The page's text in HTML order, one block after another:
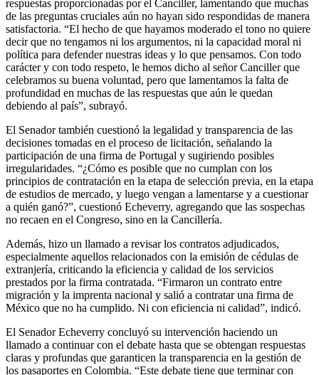
respuestas proporcionadas por el Canciller, lamentando que muchas
de las preguntas cruciales aún no hayan sido respondidas de manera
satisfactoria. “El hecho de que hayamos moderado el tono no quiere
decir que no tengamos ni los argumentos, ni la capacidad moral ni
política para defender nuestras ideas y lo que pensamos. Con todo
carácter y con todo respeto, le hemos dicho al señor Canciller que
celebramos su buena voluntad, pero que lamentamos la falta de
profundidad en muchas de las respuestas que aún le quedan
debiendo al país”, subrayó.
El Senador también cuestionó la legalidad y transparencia de las
decisiones tomadas en el proceso de licitación, señalando la
participación de una firma de Portugal y sugiriendo posibles
irregularidades. “¿Cómo es posible que no cumplan con los
principios de contratación en la etapa de selección previa, en la etapa
de estudios de mercado, y luego vengan a lamentarse y a cuestionar
a quién ganó?”, cuestionó Echeverry, agregando que las sospechas
no recaen en el Congreso, sino en la Cancillería.
Además, hizo un llamado a revisar los contratos adjudicados,
especialmente aquellos relacionados con la emisión de cédulas de
extranjería, criticando la eficiencia y calidad de los servicios
prestados por la firma contratada. “Firmaron un contrato entre
migración y la imprenta nacional y salió a contratar una firma de
México que no ha cumplido. Ni con eficiencia ni calidad”, indicó.
El Senador Echeverry concluyó su intervención haciendo un
llamado a continuar con el debate hasta que se obtengan respuestas
claras y profundas que garanticen la transparencia en la gestión de
los pasaportes en Colombia. “Este debate tiene que terminar con